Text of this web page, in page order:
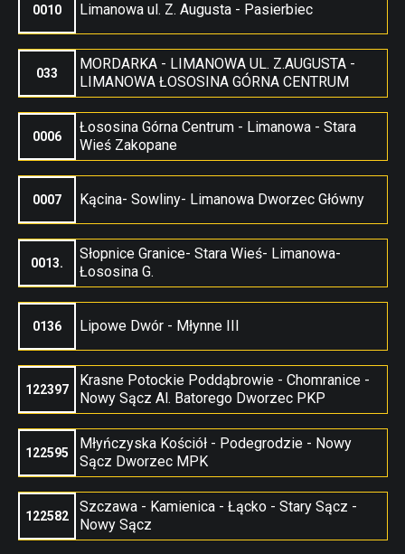
0010 Limanowa ul. Z. Augusta - Pasierbiec
033
MORDARKA - LIMANOWA UL. Z.AUGUSTA -
LIMANOWA ŁOSOSINA GÓRNA CENTRUM
0006
Łososina Górna Centrum - Limanowa - Stara
Wieś Zakopane
0007 Kącina- Sowliny- Limanowa Dworzec Główny
0013.
Słopnice Granice- Stara Wieś- Limanowa-
Łososina G.
0136 Lipowe Dwór - Młynne III
122397
Krasne Potockie Poddąbrowie - Chomranice -
Nowy Sącz Al. Batorego Dworzec PKP
122595
Młyńczyska Kościół - Podegrodzie - Nowy
Sącz Dworzec MPK
122582
Szczawa - Kamienica - Łącko - Stary Sącz -
Nowy Sącz